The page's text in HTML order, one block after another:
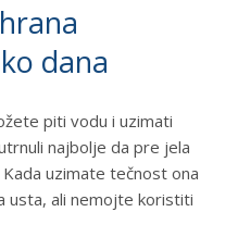
dana
piti vodu i uzimati
najbolje da pre jela
uzimate tečnost ona
usta, ali nemojte koristiti